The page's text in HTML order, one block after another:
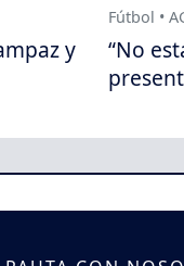
y
Fútbol •
“No